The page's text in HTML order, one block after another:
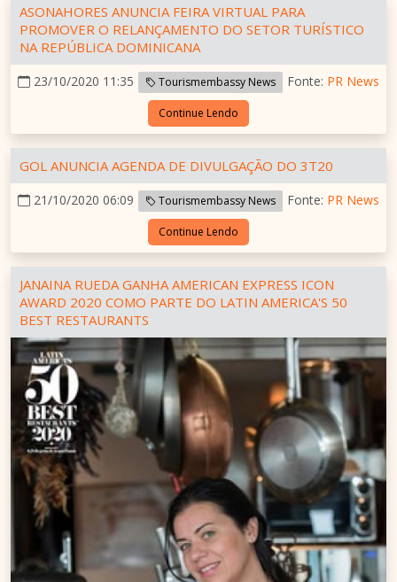
ASONAHORES ANUNCIA FEIRA VIRTUAL PARA
PROMOVER O RELANÇAMENTO DO SETOR TURÍSTICO
NA REPÚBLICA DOMINICANA
23/10/2020 11:35 Tourismembassy News Fonte: PR News
Continue Lendo
GOL ANUNCIA AGENDA DE DIVULGAÇÃO DO 3T20
21/10/2020 06:09 Tourismembassy News Fonte: PR News
Continue Lendo
JANAINA RUEDA GANHA AMERICAN EXPRESS ICON
AWARD 2020 COMO PARTE DO LATIN AMERICA'S 50
BEST RESTAURANTS